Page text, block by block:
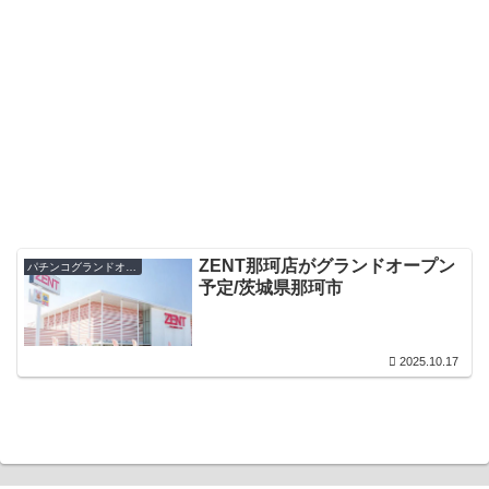
ZENT那珂店がグランドオープン
予定/茨城県那珂市
2025.10.17